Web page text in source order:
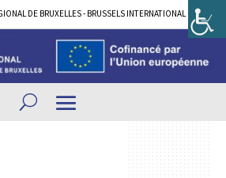
DE BRUXELLES - BRUSSELS INTERNATIONAL